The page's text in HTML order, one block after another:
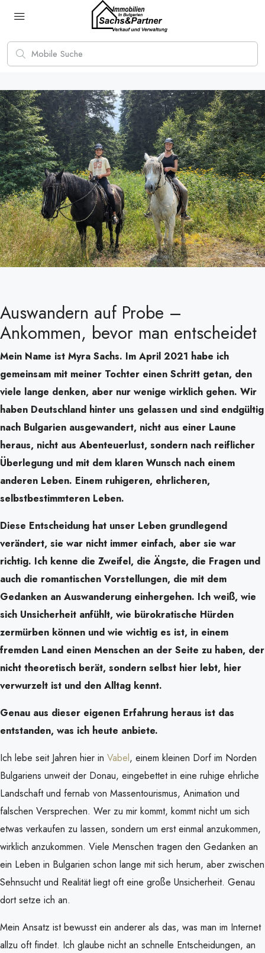
Auswandern auf Probe –
Ankommen, bevor man entscheidet
Mein Name ist Myra Sachs. Im April 2021 habe ich
gemeinsam mit meiner Tochter einen Schritt getan, den
viele lange denken, aber nur wenige wirklich gehen. Wir
haben Deutschland hinter uns gelassen und sind endgültig
nach Bulgarien ausgewandert, nicht aus einer Laune
heraus, nicht aus Abenteuerlust, sondern nach reiflicher
Überlegung und mit dem klaren Wunsch nach einem
anderen Leben. Einem ruhigeren, ehrlicheren,
selbstbestimmteren Leben.
Diese Entscheidung hat unser Leben grundlegend
verändert, sie war nicht immer einfach, aber sie war
richtig. Ich kenne die Zweifel, die Ängste, die Fragen und
auch die romantischen Vorstellungen, die mit dem
Gedanken an Auswanderung einhergehen. Ich weiß, wie
sich Unsicherheit anfühlt, wie bürokratische Hürden
zermürben können und wie wichtig es ist, in einem
fremden Land einen Menschen an der Seite zu haben, der
nicht theoretisch berät, sondern selbst hier lebt, hier
verwurzelt ist und den Alltag kennt.
Genau aus dieser eigenen Erfahrung heraus ist das
entstanden, was ich heute anbiete.
Ich lebe seit Jahren hier in Vabel, einem kleinen Dorf im Norden
Bulgariens unweit der Donau, eingebettet in eine ruhige ehrliche
Landschaft und fernab von Massentourismus, Animation und
falschen Versprechen. Wer zu mir kommt, kommt nicht um sich
etwas verkaufen zu lassen, sondern um erst einmal anzukommen,
wirklich anzukommen. Viele Menschen tragen den Gedanken an
ein Leben in Bulgarien schon lange mit sich herum, aber zwischen
Sehnsucht und Realität liegt oft eine große Unsicherheit. Genau
dort setze ich an.
Mein Ansatz ist bewusst ein anderer als das, was man im Internet
allzu oft findet. Ich glaube nicht an schnelle Entscheidungen, an